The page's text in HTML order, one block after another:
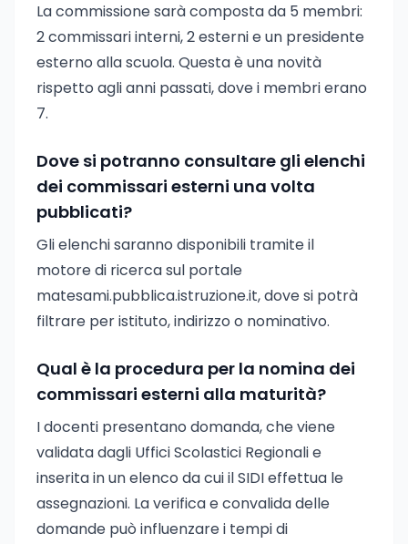
La commissione sarà composta da 5 membri:
2 commissari interni, 2 esterni e un presidente
esterno alla scuola. Questa è una novità
rispetto agli anni passati, dove i membri erano
7.
Dove si potranno consultare gli elenchi
dei commissari esterni una volta
pubblicati?
Gli elenchi saranno disponibili tramite il
motore di ricerca sul portale
matesami.pubblica.istruzione.it, dove si potrà
filtrare per istituto, indirizzo o nominativo.
Qual è la procedura per la nomina dei
commissari esterni alla maturità?
I docenti presentano domanda, che viene
validata dagli Uffici Scolastici Regionali e
inserita in un elenco da cui il SIDI effettua le
assegnazioni. La verifica e convalida delle
domande può influenzare i tempi di